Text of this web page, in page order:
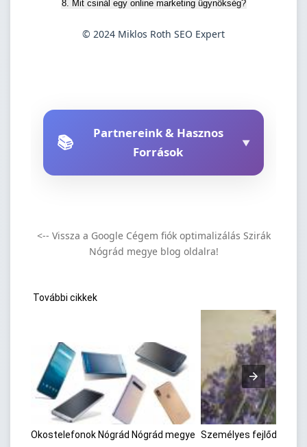
8. Mit csinál egy online marketing ügynökség?
© 2024 Miklos Roth SEO Expert
📚
Partnereink & Hasznos
Források
▼
<-- Vissza a Google Cégem fiók optimalizálás Szirák
Nógrád megye blog oldalra!
További cikkek
Okostelefonok Nógrád Nógrád megye Személyes fejlődési